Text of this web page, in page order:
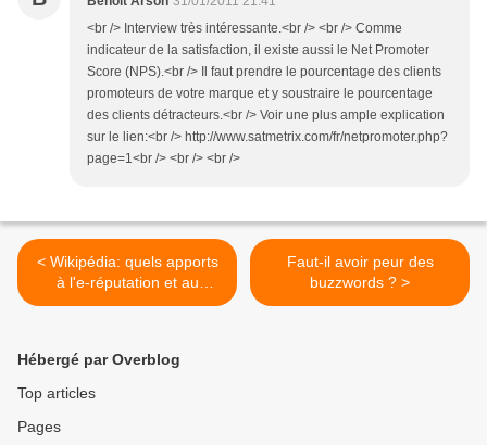
<br /> Interview très intéressante.<br /> <br /> Comme
indicateur de la satisfaction, il existe aussi le Net Promoter
Score (NPS).<br /> Il faut prendre le pourcentage des clients
promoteurs de votre marque et y soustraire le pourcentage
des clients détracteurs.<br /> Voir une plus ample explication
sur le lien:<br /> http://www.satmetrix.com/fr/netpromoter.php?
page=1<br /> <br /> <br />
< Wikipédia: quels apports
à l'e-réputation et au
community management ?
Faut-il avoir peur des
buzzwords ? >
Hébergé par Overblog
Top articles
Pages